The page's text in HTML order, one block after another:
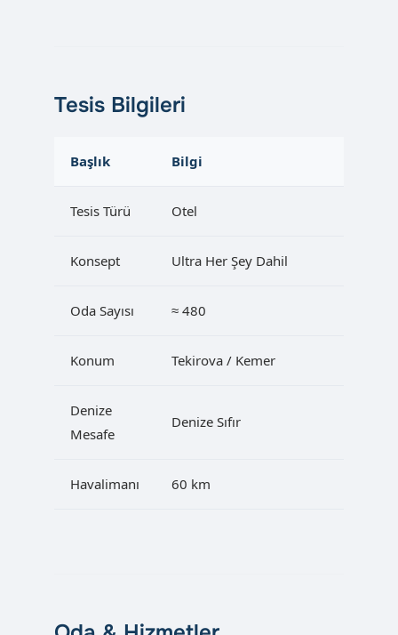
Tesis Bilgileri
Başlık Bilgi
Tesis Türü Otel
Konsept Ultra Her Şey Dahil
Oda Sayısı ≈ 480
Konum Tekirova / Kemer
Denize
Mesafe
Denize Sıfır
Havalimanı 60 km